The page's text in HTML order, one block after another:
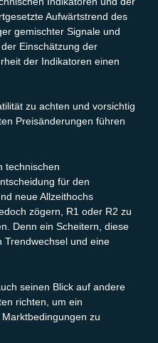
Aufwärtstrend des
gemischter Signale und
Einschätzung der
der Indikatoren einen
zu achten und vorsichtig
Preisänderungen führen
technischen
für den
neue Allzeithochs
zögern, R1 oder R2 zu
Denn ein Scheitern, diese
Trendwechsel und eine
seinen Blick auf andere
richten, um ein
zu